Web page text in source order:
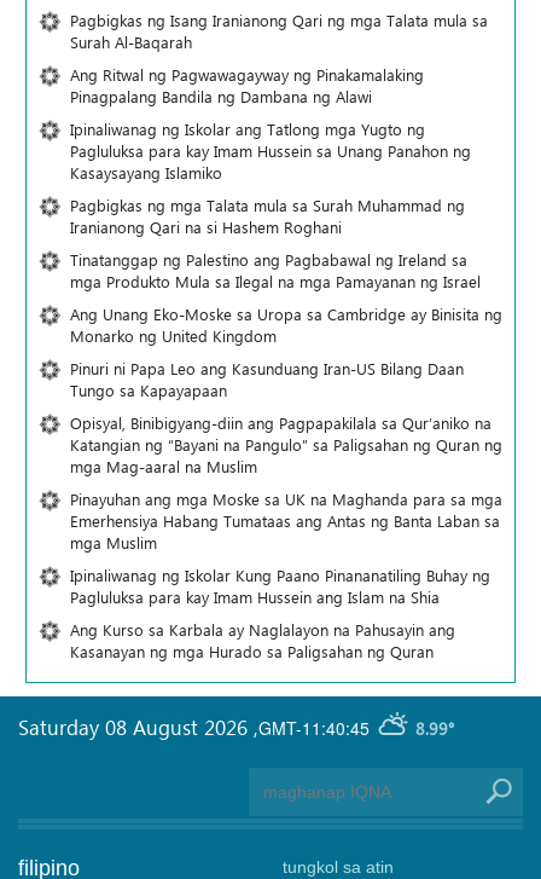
Pagbigkas ng Isang Iranianong Qari ng mga Talata mula sa
Surah Al-Baqarah
Ang Ritwal ng Pagwawagayway ng Pinakamalaking
Pinagpalang Bandila ng Dambana ng Alawi
Ipinaliwanag ng Iskolar ang Tatlong mga Yugto ng
Pagluluksa para kay Imam Hussein sa Unang Panahon ng
Kasaysayang Islamiko
Pagbigkas ng mga Talata mula sa Surah Muhammad ng
Iranianong Qari na si Hashem Roghani
Tinatanggap ng Palestino ang Pagbabawal ng Ireland sa
mga Produkto Mula sa Ilegal na mga Pamayanan ng Israel
Ang Unang Eko-Moske sa Uropa sa Cambridge ay Binisita ng
Monarko ng United Kingdom
Pinuri ni Papa Leo ang Kasunduang Iran-US Bilang Daan
Tungo sa Kapayapaan
Opisyal, Binibigyang-diin ang Pagpapakilala sa Qur’aniko na
Katangian ng “Bayani na Pangulo” sa Paligsahan ng Quran ng
mga Mag-aaral na Muslim
Pinayuhan ang mga Moske sa UK na Maghanda para sa mga
Emerhensiya Habang Tumataas ang Antas ng Banta Laban sa
mga Muslim
Ipinaliwanag ng Iskolar Kung Paano Pinananatiling Buhay ng
Pagluluksa para kay Imam Hussein ang Islam na Shia
Ang Kurso sa Karbala ay Naglalayon na Pahusayin ang
Kasanayan ng mga Hurado sa Paligsahan ng Quran
GMT-11:40:45 8.99°
Saturday 08 August 2026 ,
filipino tungkol sa atin